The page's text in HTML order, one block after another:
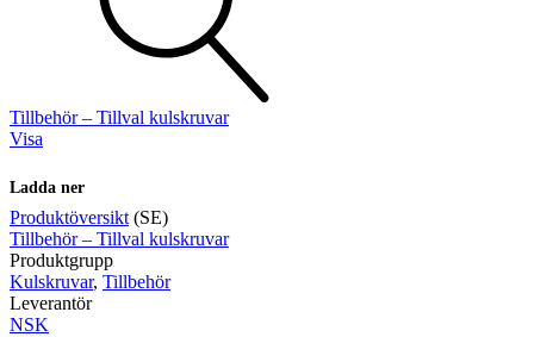
Motion
LinjärmotorerServodrifter
Tillbehör – Tillval kulskruvar
Visa
Ladda ner
Produktöversikt (SE)
Tillbehör – Tillval kulskruvar
Produktgrupp
Kulskruvar, Tillbehör
Leverantör
NSK